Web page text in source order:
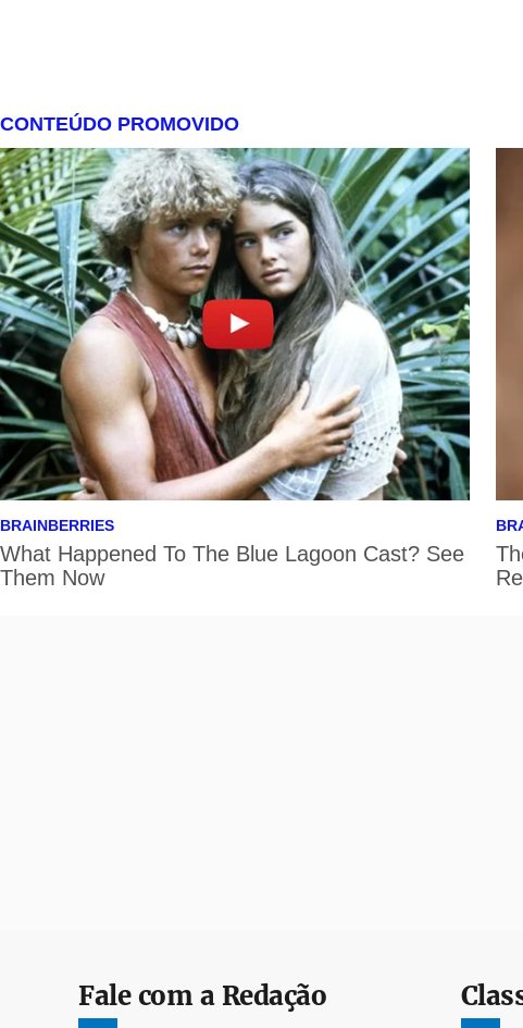
Fale com a Redação